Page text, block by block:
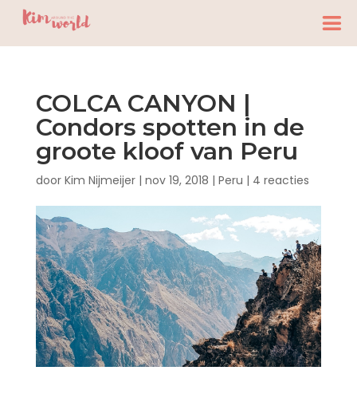
COLCA CANYON |
Condors spotten in de
groote kloof van Peru
door Kim Nijmeijer| nov 19, 2018 | Peru | 4 reacties